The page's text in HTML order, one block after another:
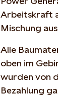
Arbeitskraft
Mischung
Alle
oben im
wurden von
Bezahlung